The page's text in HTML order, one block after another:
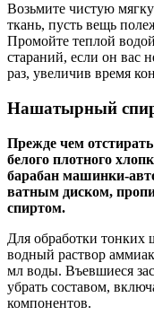
Возьмите чистую
ткань, пусть вещь
Промойте теплой водой
стараний, если он вас
раз, увеличив время
Нашатырный
Прежде чем
белого плотного
барабан машинки-
ватным диском,
спиртом.
Для обработки тонких
водный раствор
мл воды. Въевшиеся
убрать составом,
компонентов.